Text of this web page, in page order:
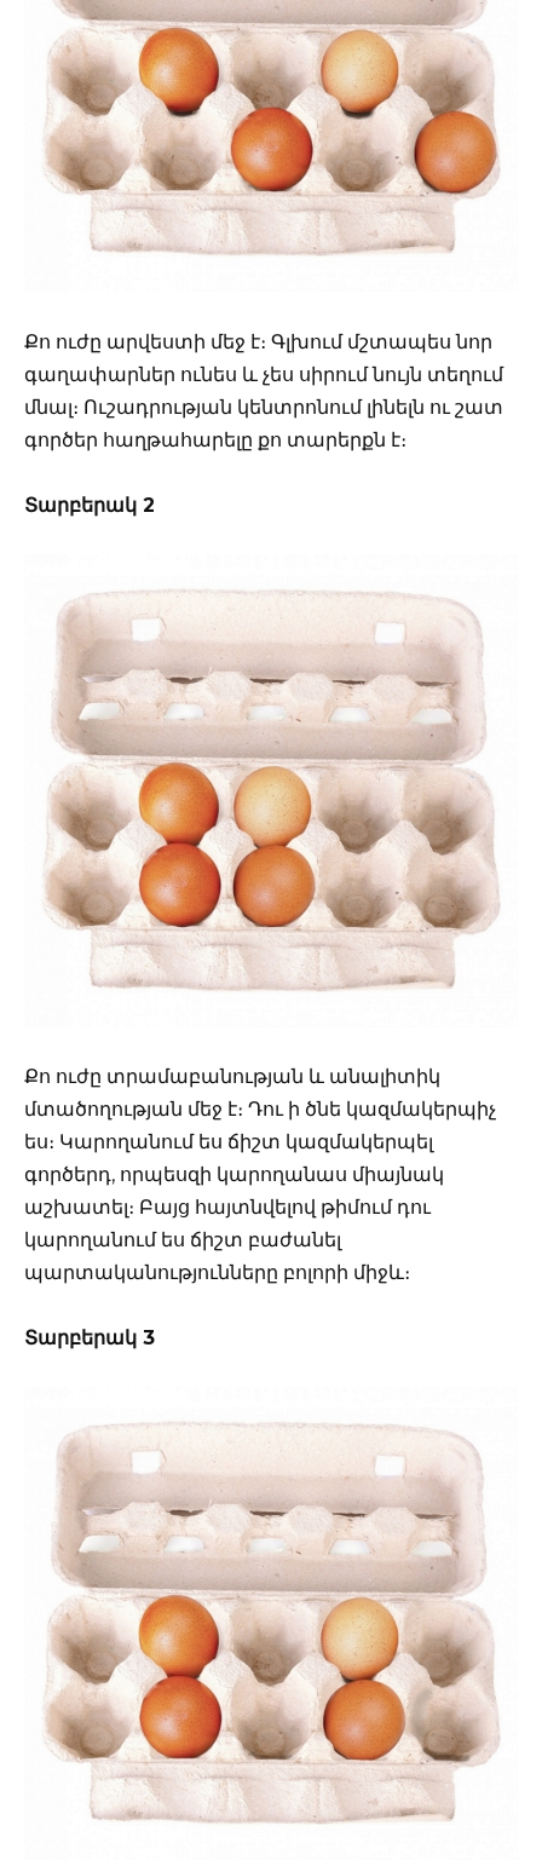
Քո ուժը արվեստի մեջ է։ Գլխում մշտապես նոր
գաղափարներ ունես և չես սիրում նույն տեղում
մնալ։ Ուշադրության կենտրոնում լինելն ու շատ
գործեր հաղթահարելը քո տարերքն է։
Տարբերակ 2
Քո ուժը տրամաբանության և անալիտիկ
մտածողության մեջ է։ Դու ի ծնե կազմակերպիչ
ես։ Կարողանում ես ճիշտ կազմակերպել
գործերդ, որպեսզի կարողանաս միայնակ
աշխատել։ Բայց հայտնվելով թիմում դու
կարողանում ես ճիշտ բաժանել
պարտականությունները բոլորի միջև։
Տարբերակ 3